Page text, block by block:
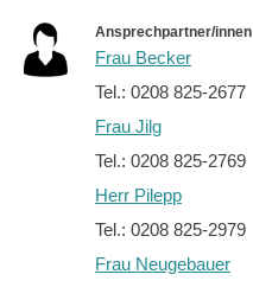
Ansprechpartner/innen
Frau Becker
Tel.: 0208 825-2677
Frau Jilg
Tel.: 0208 825-2769
Herr Pilepp
Tel.: 0208 825-2979
Frau Neugebauer